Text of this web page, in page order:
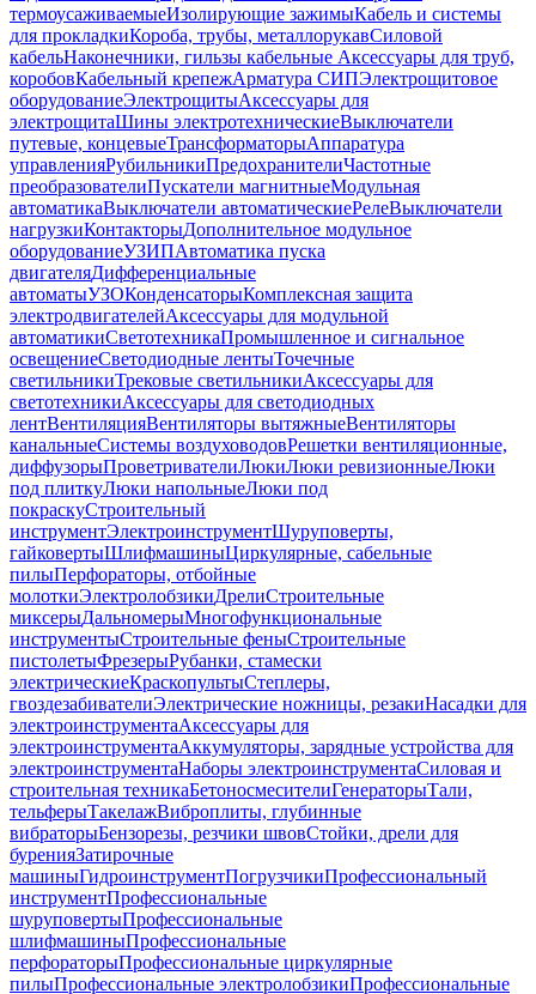
термоусаживаемыеИзолирующие зажимыКабель и системы
для прокладкиКороба, трубы, металлорукавСиловой
кабельНаконечники, гильзы кабельные Аксессуары для труб,
коробовКабельный крепежАрматура СИПЭлектрощитовое
оборудованиеЭлектрощитыАксессуары для
электрощитаШины электротехническиеВыключатели
путевые, концевыеТрансформаторыАппаратура
управленияРубильникиПредохранителиЧастотные
преобразователиПускатели магнитныеМодульная
автоматикаВыключатели автоматическиеРелеВыключатели
нагрузкиКонтакторыДополнительное модульное
оборудованиеУЗИПАвтоматика пуска
двигателяДифференциальные
автоматыУЗОКонденсаторыКомплексная защита
электродвигателейАксессуары для модульной
автоматикиСветотехникаПромышленное и сигнальное
освещениеСветодиодные лентыТочечные
светильникиТрековые светильникиАксессуары для
светотехникиАксессуары для светодиодных
лентВентиляцияВентиляторы вытяжныеВентиляторы
канальныеСистемы воздуховодовРешетки вентиляционные,
диффузорыПроветривателиЛюкиЛюки ревизионныеЛюки
под плиткуЛюки напольныеЛюки под
покраскуСтроительный
инструментЭлектроинструментШуруповерты,
гайковертыШлифмашиныЦиркулярные, сабельные
пилыПерфораторы, отбойные
молоткиЭлектролобзикиДрелиСтроительные
миксерыДальномерыМногофункциональные
инструментыСтроительные феныСтроительные
пистолетыФрезерыРубанки, стамески
электрическиеКраскопультыСтеплеры,
гвоздезабивателиЭлектрические ножницы, резакиНасадки для
электроинструментаАксессуары для
электроинструментаАккумуляторы, зарядные устройства для
электроинструментаНаборы электроинструментаСиловая и
строительная техникаБетоносмесителиГенераторыТали,
тельферыТакелажВиброплиты, глубинные
вибраторыБензорезы, резчики швовСтойки, дрели для
буренияЗатирочные
машиныГидроинструментПогрузчикиПрофессиональный
инструментПрофессиональные
шуруповертыПрофессиональные
шлифмашиныПрофессиональные
перфораторыПрофессиональные циркулярные
пилыПрофессиональные электролобзикиПрофессиональные